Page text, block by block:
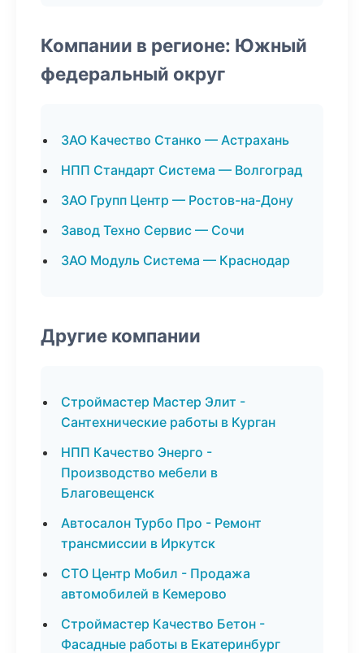
Компании в регионе: Южный
федеральный округ
ЗАО Качество Станко — Астрахань
НПП Стандарт Система — Волгоград
ЗАО Групп Центр — Ростов-на-Дону
Завод Техно Сервис — Сочи
ЗАО Модуль Система — Краснодар
Другие компании
Строймастер Мастер Элит -
Сантехнические работы в Курган
НПП Качество Энерго -
Производство мебели в
Благовещенск
Автосалон Турбо Про - Ремонт
трансмиссии в Иркутск
СТО Центр Мобил - Продажа
автомобилей в Кемерово
Строймастер Качество Бетон -
Фасадные работы в Екатеринбург